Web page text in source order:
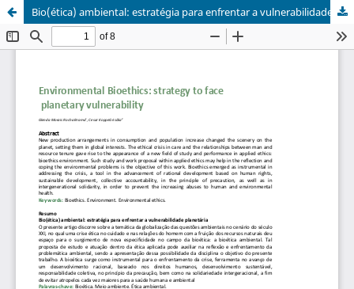
Bio(ética) ambiental: estratégia para enfrentar a vulnerabilidade planetária